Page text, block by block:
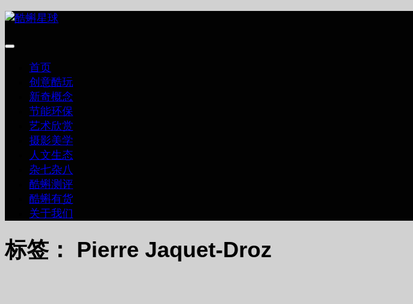
跳
内
首页
创意酷玩
新奇概念
节能环保
艺术欣赏
摄影美学
人文生态
杂七杂八
酷蝌测评
酷蝌有货
关于我们
标签： Pierre Jaquet-Droz